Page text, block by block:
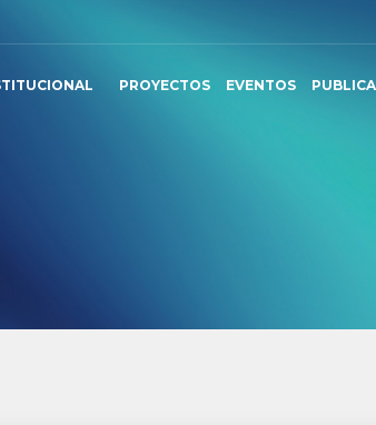
PROYECTOS EVENTOS